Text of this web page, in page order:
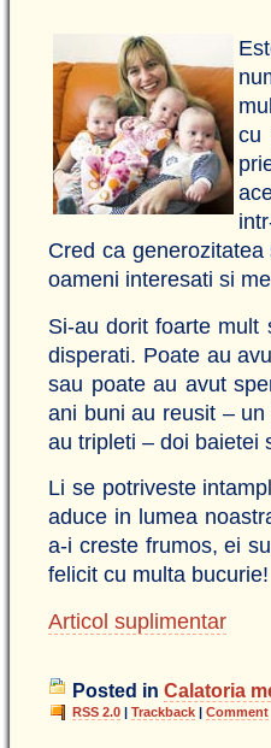
cu
Cred ca
oameni interesati si
Si-au dorit foarte mult
disperati. Poate au
sau poate au avut
ani buni au reusit –
au tripleti – doi baietei
Li se potriveste
aduce in lumea
a-i creste frumos, ei
felicit cu multa bucurie!
Articol suplimentar
Posted in Calatoria
RSS 2.0 | Trackback | Comment